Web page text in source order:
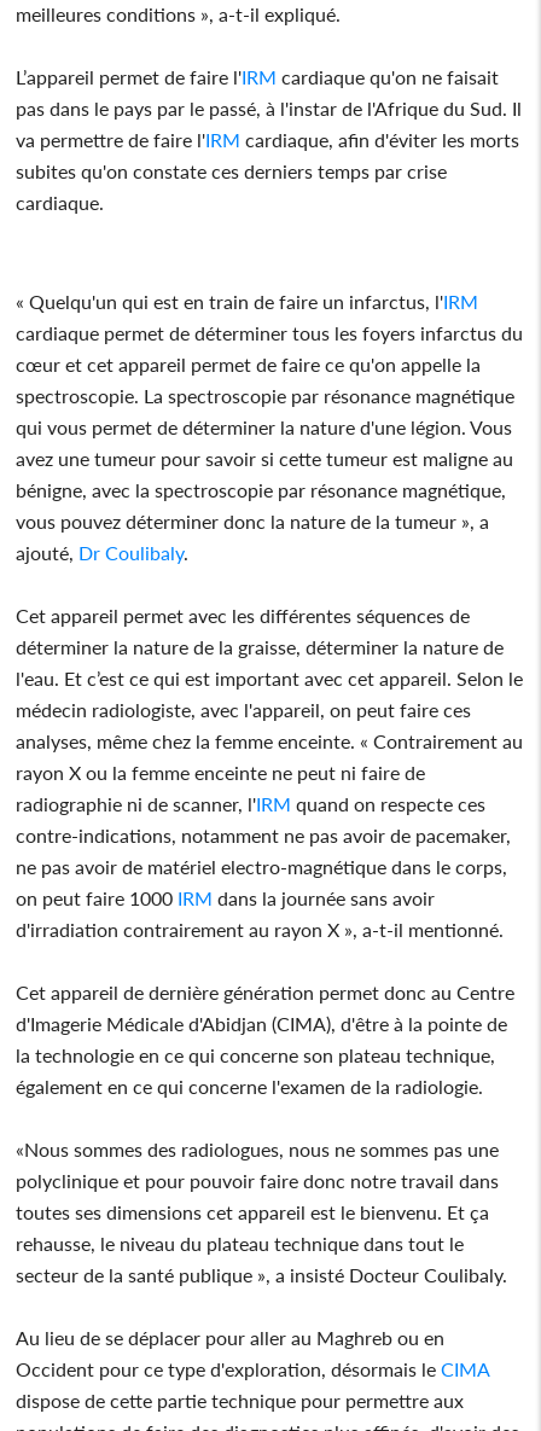
meilleures conditions », a-t-il expliqué.
L’appareil permet de faire l'IRM cardiaque qu'on ne faisait
pas dans le pays par le passé, à l'instar de l'Afrique du Sud. Il
va permettre de faire l'IRM cardiaque, afin d'éviter les morts
subites qu'on constate ces derniers temps par crise
cardiaque.
« Quelqu'un qui est en train de faire un infarctus, l'IRM
cardiaque permet de déterminer tous les foyers infarctus du
cœur et cet appareil permet de faire ce qu'on appelle la
spectroscopie. La spectroscopie par résonance magnétique
qui vous permet de déterminer la nature d'une légion. Vous
avez une tumeur pour savoir si cette tumeur est maligne au
bénigne, avec la spectroscopie par résonance magnétique,
vous pouvez déterminer donc la nature de la tumeur », a
ajouté, Dr Coulibaly.
Cet appareil permet avec les différentes séquences de
déterminer la nature de la graisse, déterminer la nature de
l'eau. Et c’est ce qui est important avec cet appareil. Selon le
médecin radiologiste, avec l'appareil, on peut faire ces
analyses, même chez la femme enceinte. « Contrairement au
rayon X ou la femme enceinte ne peut ni faire de
radiographie ni de scanner, l'IRM quand on respecte ces
contre-indications, notamment ne pas avoir de pacemaker,
ne pas avoir de matériel electro-magnétique dans le corps,
on peut faire 1000 IRM dans la journée sans avoir
d'irradiation contrairement au rayon X », a-t-il mentionné.
Cet appareil de dernière génération permet donc au Centre
d'Imagerie Médicale d'Abidjan (CIMA), d'être à la pointe de
la technologie en ce qui concerne son plateau technique,
également en ce qui concerne l'examen de la radiologie.
«Nous sommes des radiologues, nous ne sommes pas une
polyclinique et pour pouvoir faire donc notre travail dans
toutes ses dimensions cet appareil est le bienvenu. Et ça
rehausse, le niveau du plateau technique dans tout le
secteur de la santé publique », a insisté Docteur Coulibaly.
Au lieu de se déplacer pour aller au Maghreb ou en
Occident pour ce type d'exploration, désormais le CIMA
dispose de cette partie technique pour permettre aux